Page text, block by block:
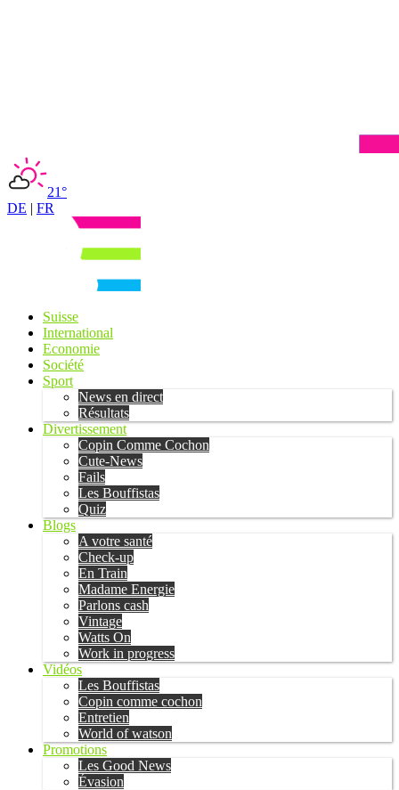
21°
DE | FR
Suisse
International
Economie
Société
Sport
News en direct
Résultats
Divertissement
Copin Comme Cochon
Cute-News
Fails
Les Bouffistas
Quiz
Blogs
A votre santé
Check-up
En Train
Madame Energie
Parlons cash
Vintage
Watts On
Work in progress
Vidéos
Les Bouffistas
Copin comme cochon
Entretien
World of watson
Promotions
Les Good News
Évasion